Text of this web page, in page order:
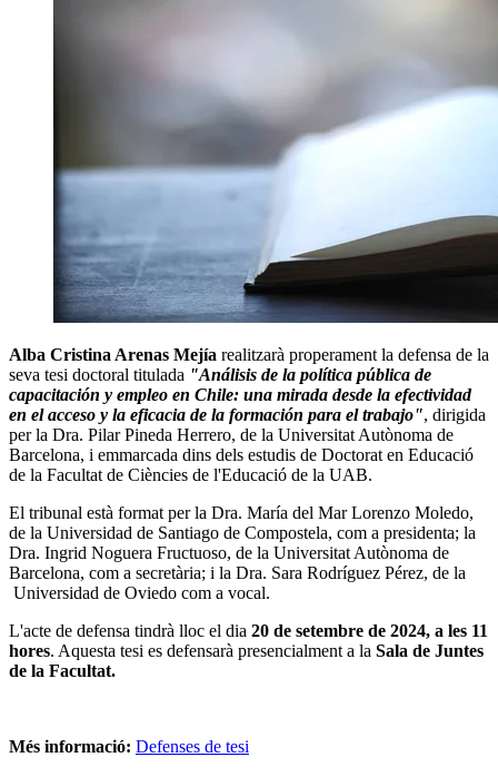
Alba Cristina Arenas Mejía realitzarà properament la defensa de la
seva tesi doctoral titulada "Análisis de la política pública de
capacitación y empleo en Chile: una mirada desde la efectividad
en el acceso y la eficacia de la formación para el trabajo", dirigida
per la Dra. Pilar Pineda Herrero, de la Universitat Autònoma de
Barcelona, i emmarcada dins dels estudis de Doctorat en Educació
de la Facultat de Ciències de l'Educació de la UAB.
El tribunal està format per la Dra. María del Mar Lorenzo Moledo,
de la Universidad de Santiago de Compostela, com a presidenta; la
Dra. Ingrid Noguera Fructuoso, de la Universitat Autònoma de
Barcelona, com a secretària; i la Dra. Sara Rodríguez Pérez, de la
Universidad de Oviedo com a vocal.
L'acte de defensa tindrà lloc el dia 20 de setembre de 2024, a les 11
hores. Aquesta tesi es defensarà presencialment a la Sala de Juntes
de la Facultat.
Més informació: Defenses de tesi